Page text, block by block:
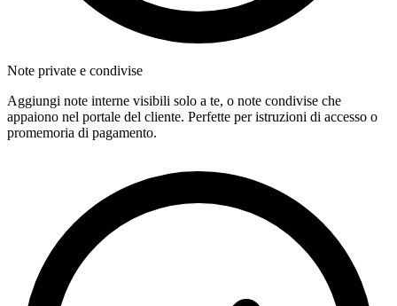
Note private e condivise
Aggiungi note interne visibili solo a te, o note condivise che
appaiono nel portale del cliente. Perfette per istruzioni di accesso o
promemoria di pagamento.